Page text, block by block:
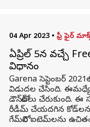
04 Apr 2023 • ఫ్రీ ఫైర్
ఏప్రిల్ 5న వచ్చే
విధానం
Garena సెప్టెంబర్
విడుదల చేసింది. ఈమధ్యే
డౌన్‌లోడ్‌లు చేరుకుంది.
రీడీమ్ చేయదగిన కోడ్‌లను
గేమ్‌లోని ఐటెమ్‌లను